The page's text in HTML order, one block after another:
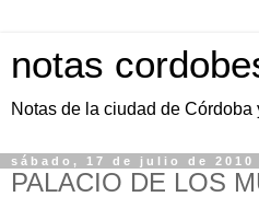
notas
Notas de la ciudad de Córdoba
sábado, 17 de julio de 2010
PALACIO DE LOS